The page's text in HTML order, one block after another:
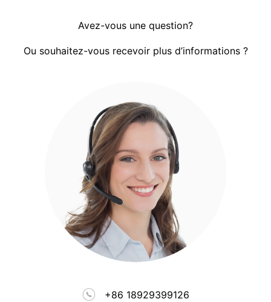
Avez-vous une question?
Ou souhaitez-vous recevoir plus d’informations ?
+86 18929399126